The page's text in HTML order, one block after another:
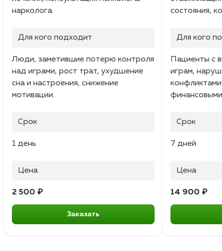
нарколога.
Для кого подходит
Люди, заметившие потерю контроля
над играми, рост трат, ухудшение
сна и настроения, снижение
мотивации.
Срок
1 день
Цена
2 500 ₽
Заказать
состояния,
Для кого
Пациенты с
играм,
Срок
7 дней
Цена
14 900 ₽